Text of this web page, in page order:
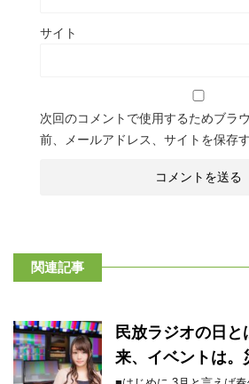
サイト
次回のコメントで使用するためブラ
前、メールアドレス、サイトを保存す
関連記事
民放ラジオの日
来、イベントは。